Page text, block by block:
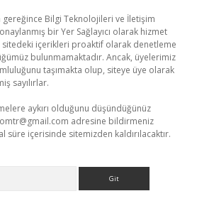
gereğince Bilgi Teknolojileri ve İletişim
bir Yer Sağlayıcı olarak hizmet
içerikleri proaktif olarak denetleme
bulunmamaktadır. Ancak, üyelerimiz
taşımakta olup, siteye üye olarak
sayılırlar.
aykırı olduğunu düşündüğünüz
adresine bildirmeniz
süre içerisinde sitemizden kaldırılacaktır.